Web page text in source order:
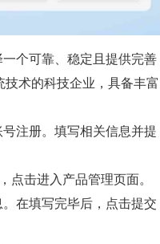
个可靠、稳定且提供完善
术的科技企业，具备丰富
注册。填写相关信息并提
点击进入产品管理页面。
在填写完毕后，点击提交